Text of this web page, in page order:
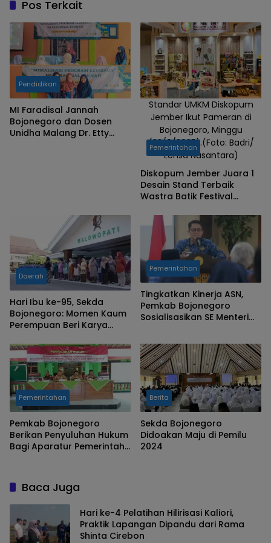
Pos Terkait
Pendidikan
MI Faradisal Jannah
Bojonegoro dan Dosen
Unidha Malang Dr. Etty
Standar UMKM Diskopum
Jember Ikut Pameran di
Bojonegoro, Minggu
(22/6/2025).(Foto: Badri/
Lensa Nusantara)
Pemerintahan
Diskopum Jember Juara 1
Desain Stand Terbaik
Wastra Batik Festival
Daerah
Hari Ibu ke-95, Sekda
Bojonegoro: Momen Kaum
Perempuan Beri Karya
Pembangunan
Pemerintahan
Tingkatkan Kinerja ASN,
Pemkab Bojonegoro
Sosialisasikan SE Menteri
Pemerintahan
Pemkab Bojonegoro
Berikan Penyuluhan Hukum
Bagi Aparatur Pemerintah
Berita
Sekda Bojonegoro
Didoakan Maju di Pemilu
2024
Baca Juga
Hari ke-4 Pelatihan Hilirisasi Kaliori,
Praktik Lapangan Dipandu dari Rama
Shinta Cirebon